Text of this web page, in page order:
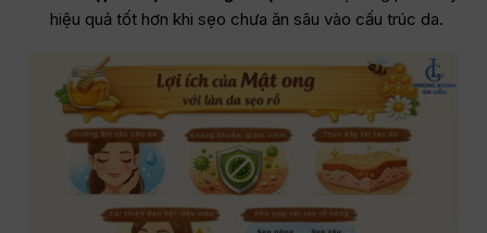
hiệu quả tốt hơn khi sẹo chưa ăn sâu vào cấu trúc da.